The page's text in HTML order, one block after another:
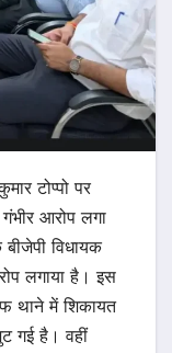
टोप्पो पर
आरोप लगा
विधायक
लगाया है। इस
थाने में शिकायत
गई है। वहीं